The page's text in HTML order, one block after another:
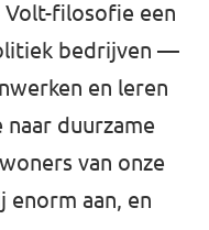
filosofie een
bedrijven —
en leren
duurzame
van onze
enorm aan, en